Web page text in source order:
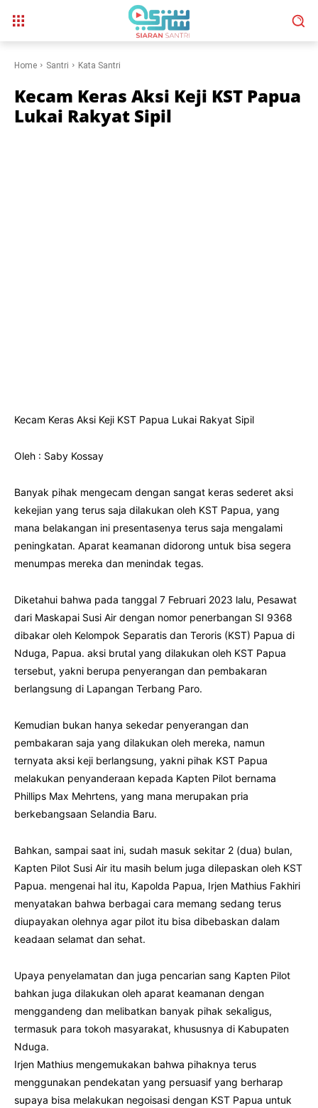
Home Santri Kata Santri
Kecam Keras Aksi Keji KST Papua
Lukai Rakyat Sipil
Kecam Keras Aksi Keji KST Papua Lukai Rakyat Sipil
Oleh : Saby Kossay
Banyak pihak mengecam dengan sangat keras sederet aksi
kekejian yang terus saja dilakukan oleh KST Papua, yang
mana belakangan ini presentasenya terus saja mengalami
peningkatan. Aparat keamanan didorong untuk bisa segera
menumpas mereka dan menindak tegas.
Diketahui bahwa pada tanggal 7 Februari 2023 lalu, Pesawat
dari Maskapai Susi Air dengan nomor penerbangan SI 9368
dibakar oleh Kelompok Separatis dan Teroris (KST) Papua di
Nduga, Papua. aksi brutal yang dilakukan oleh KST Papua
tersebut, yakni berupa penyerangan dan pembakaran
berlangsung di Lapangan Terbang Paro.
Kemudian bukan hanya sekedar penyerangan dan
pembakaran saja yang dilakukan oleh mereka, namun
ternyata aksi keji berlangsung, yakni pihak KST Papua
melakukan penyanderaan kepada Kapten Pilot bernama
Phillips Max Mehrtens, yang mana merupakan pria
berkebangsaan Selandia Baru.
Bahkan, sampai saat ini, sudah masuk sekitar 2 (dua) bulan,
Kapten Pilot Susi Air itu masih belum juga dilepaskan oleh KST
Papua. mengenai hal itu, Kapolda Papua, Irjen Mathius Fakhiri
menyatakan bahwa berbagai cara memang sedang terus
diupayakan olehnya agar pilot itu bisa dibebaskan dalam
keadaan selamat dan sehat.
Upaya penyelamatan dan juga pencarian sang Kapten Pilot
bahkan juga dilakukan oleh aparat keamanan dengan
menggandeng dan melibatkan banyak pihak sekaligus,
termasuk para tokoh masyarakat, khususnya di Kabupaten
Nduga.
Irjen Mathius mengemukakan bahwa pihaknya terus
menggunakan pendekatan yang persuasif yang berharap
supaya bisa melakukan negoisasi dengan KST Papua untuk